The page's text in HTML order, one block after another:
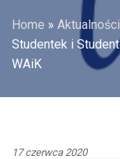
Home » Aktualności
Studentek i
WAiK
17 czerwca 2020